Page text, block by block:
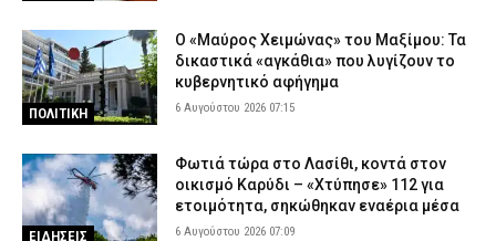
ΠΟΛΙΤΙΚΗ
Ο «Μαύρος Χειμώνας» του Μαξίμου: Τα
δικαστικά «αγκάθια» που λυγίζουν το
κυβερνητικό αφήγημα
6 Αυγούστου 2026 07:15
ΕΙΔΗΣΕΙΣ
Φωτιά τώρα στο Λασίθι, κοντά στον
οικισμό Καρύδι – «Χτύπησε» 112 για
ετοιμότητα, σηκώθηκαν εναέρια μέσα
6 Αυγούστου 2026 07:09